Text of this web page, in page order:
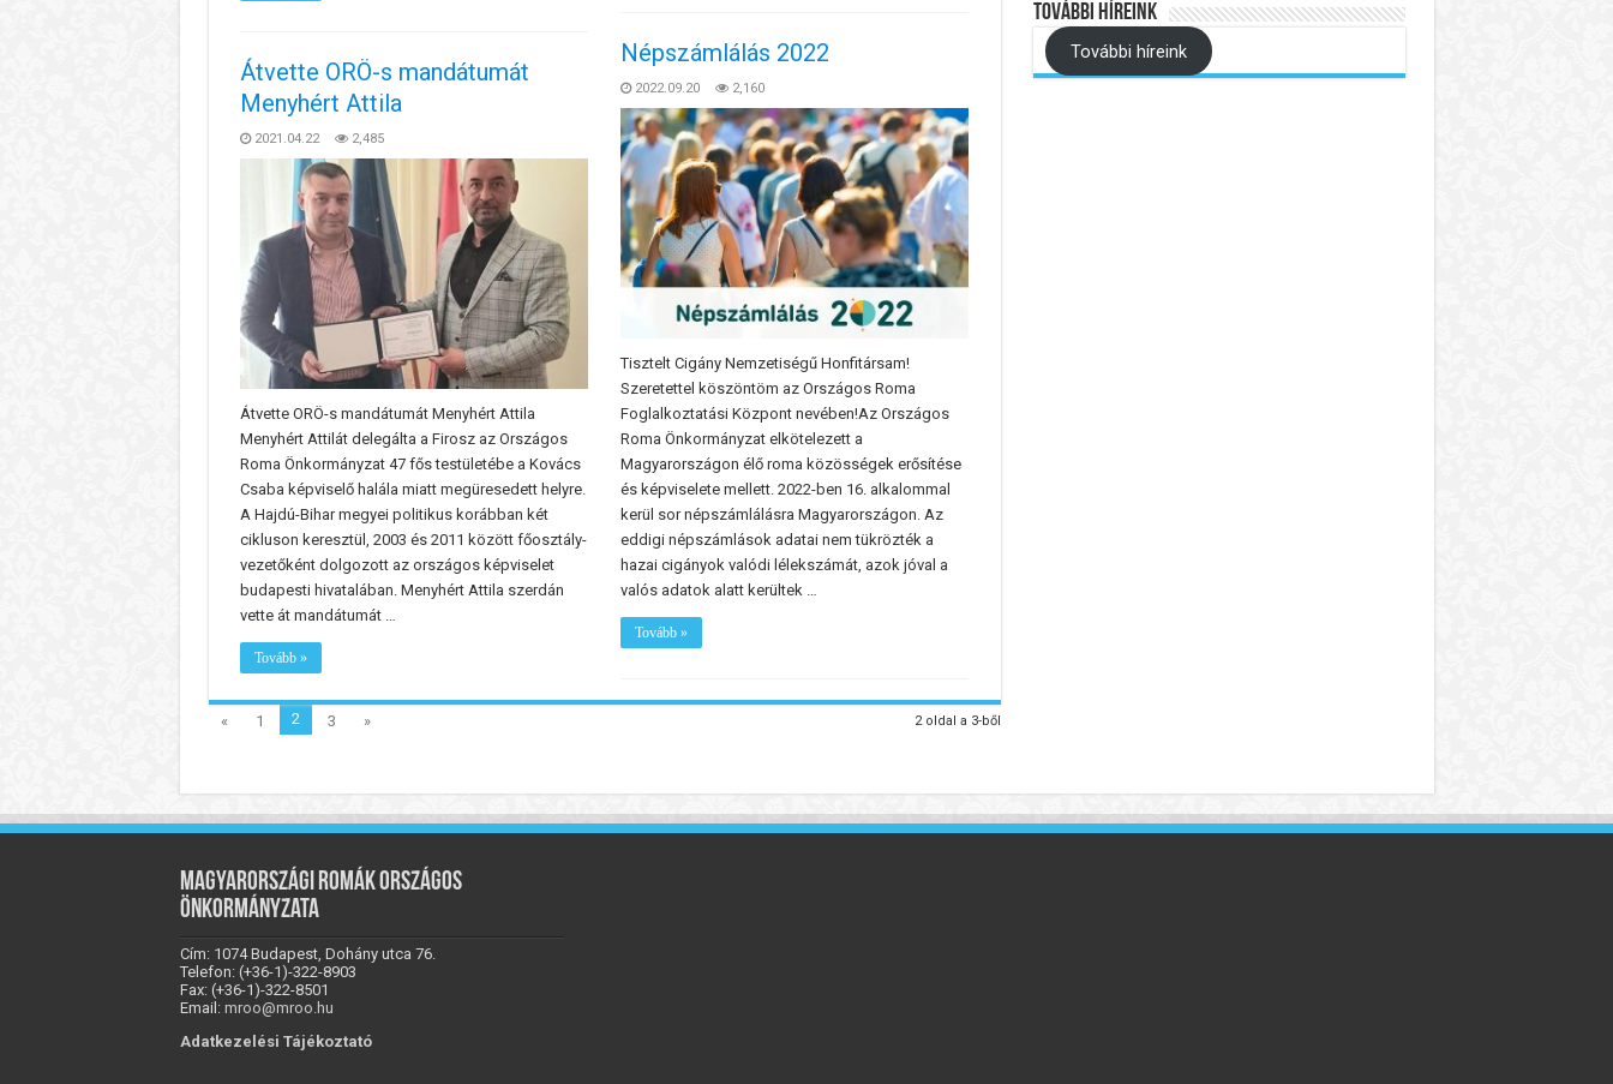
Népszámlálás 2022
2022.09.20 2,160
Tisztelt Cigány Nemzetiségű Honfitársam!
Szeretettel köszöntöm az Országos Roma
Foglalkoztatási Központ nevében!Az Országos
Roma Önkormányzat elkötelezett a
Magyarországon élő roma közösségek erősítése
és képviselete mellett. 2022-ben 16. alkalommal
kerül sor népszámlálásra Magyarországon. Az
eddigi népszámlások adatai nem tükrözték a
hazai cigányok valódi lélekszámát, azok jóval a
valós adatok alatt kerültek …
Tovább »
Átvette ORÖ-s mandátumát
Menyhért Attila
2021.04.22 2,485
Átvette ORÖ-s mandátumát Menyhért Attila
Menyhért Attilát delegálta a Firosz az Országos
Roma Önkormányzat 47 fős testületébe a Kovács
Csaba képviselő halála miatt megüresedett helyre.
A Hajdú-Bihar megyei politikus korábban két
cikluson keresztül, 2003 és 2011 között főosztály-
vezetőként dolgozott az országos képviselet
budapesti hivatalában. Menyhért Attila szerdán
vette át mandátumát …
Tovább »
2 oldal a 3-ből
« 1 2 3 »
További híreink
További híreink
Magyarországi Romák Országos
Önkormányzata
Cím: 1074 Budapest, Dohány utca 76.
Telefon: (+36-1)-322-8903
Fax: (+36-1)-322-8501
Email: mroo@mroo.hu
Adatkezelési Tájékoztató